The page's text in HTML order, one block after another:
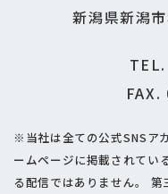
新潟県新潟
TEL.
※当社は全ての公式SNSア
ームページに掲載されてい
る配信ではありません。
第